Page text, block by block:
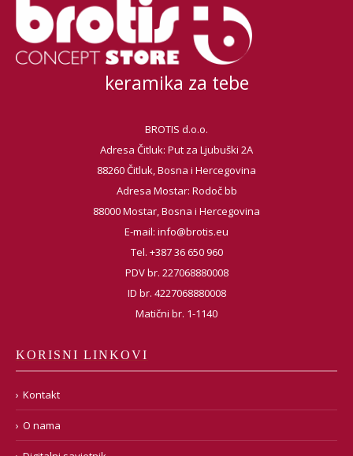
keramika za tebe
BROTIS d.o.o.
Adresa Čitluk: Put za Ljubuški 2A
88260 Čitluk, Bosna i Hercegovina
Adresa Mostar: Rodoč bb
88000 Mostar, Bosna i Hercegovina
E-mail: info@brotis.eu
Tel. +387 36 650 960
PDV br. 227068880008
ID br. 4227068880008
Matični br. 1-1140
KORISNI LINKOVI
Kontakt
O nama